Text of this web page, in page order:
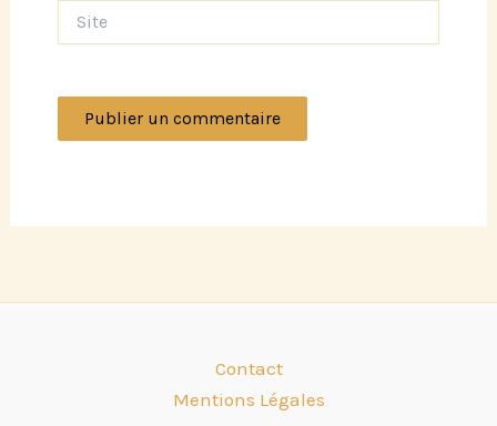
Contact
Mentions Légales